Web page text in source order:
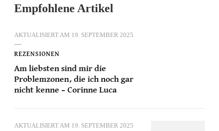
Empfohlene Artikel
AKTUALISIERT AM 19. SEPTEMBER 2025
REZENSIONEN
Am liebsten sind mir die
Problemzonen, die ich noch gar
nicht kenne – Corinne Luca
AKTUALISIERT AM 19. SEPTEMBER 2025